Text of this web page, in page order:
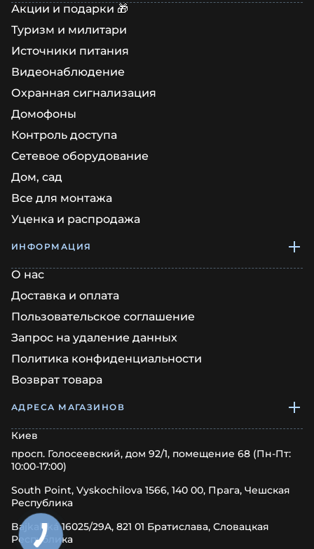
Акции и подарки 🎁
Туризм и милитари
Источники питания
Видеонаблюдение
Охранная сигнализация
Домофоны
Контроль доступа
Сетевое оборудование
Дом, сад
Все для монтажа
Уценка и распродажа
ИНФОРМАЦИЯ
О нас
Доставка и оплата
Пользовательское соглашение
Запрос на удаление данных
Политика конфиденциальности
Возврат товара
АДРЕСА МАГАЗИНОВ
Киев
просп. Голосеевский, дом 92/1, помещение 68 (Пн-Пт:
10:00-17:00)
South Point, Vyskochilova 1566, 140 00, Прага, Чешская
Республика
Bajkalská 16025/29A, 821 01 Братислава, Словацкая
Республика